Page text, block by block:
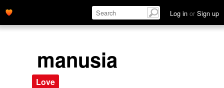
Log in or Sign up
manusia
Love